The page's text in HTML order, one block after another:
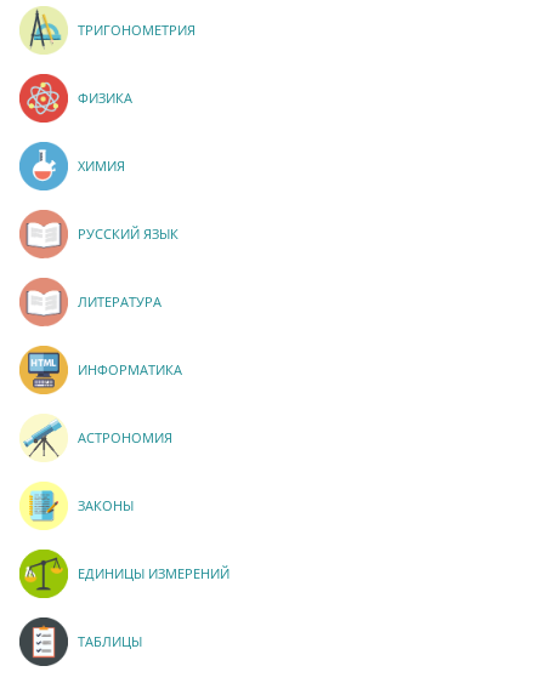
ТРИГОНОМЕТРИЯ
ФИЗИКА
ХИМИЯ
РУССКИЙ ЯЗЫК
ЛИТЕРАТУРА
ИНФОРМАТИКА
АСТРОНОМИЯ
ЗАКОНЫ
ЕДИНИЦЫ ИЗМЕРЕНИЙ
ТАБЛИЦЫ